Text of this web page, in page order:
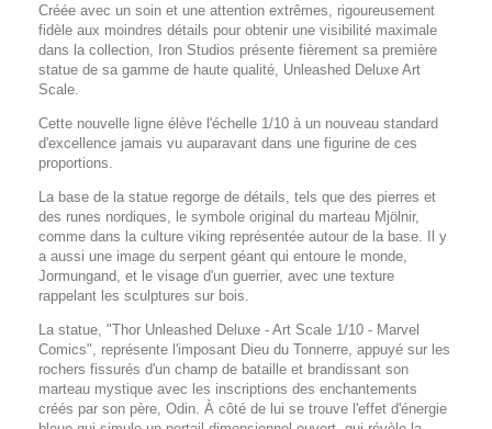
Créée avec un soin et une attention extrêmes, rigoureusement
fidèle aux moindres détails pour obtenir une visibilité maximale
dans la collection, Iron Studios présente fièrement sa première
statue de sa gamme de haute qualité, Unleashed Deluxe Art
Scale.
Cette nouvelle ligne élève l'échelle 1/10 à un nouveau standard
d'excellence jamais vu auparavant dans une figurine de ces
proportions.
La base de la statue regorge de détails, tels que des pierres et
des runes nordiques, le symbole original du marteau Mjölnir,
comme dans la culture viking représentée autour de la base. Il y
a aussi une image du serpent géant qui entoure le monde,
Jormungand, et le visage d'un guerrier, avec une texture
rappelant les sculptures sur bois.
La statue, "Thor Unleashed Deluxe - Art Scale 1/10 - Marvel
Comics", représente l'imposant Dieu du Tonnerre, appuyé sur les
rochers fissurés d'un champ de bataille et brandissant son
marteau mystique avec les inscriptions des enchantements
créés par son père, Odin. À côté de lui se trouve l'effet d'énergie